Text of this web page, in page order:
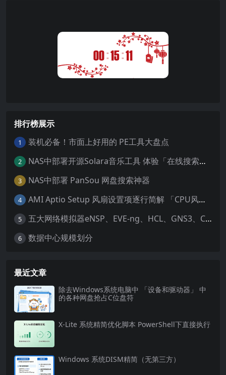
00 :15 :12
排行榜展示
1 装机必备！市面上好用的 PE工具大盘点
2 NAS中部署开源Solara音乐工具 体验「在线搜索播放、自带歌词解析、多码率下载、纯净听歌」
3 NAS中部署 PanSou 网盘搜索神器
4 AMI Aptio Setup 风扇设置项逐行简解 「CPU风扇、SYS风扇设置项实用简解」
5 五大网络模拟器eNSP、EVE-ng、HCL、GNS3、Cisco Packet Tracer
6 数据中心规模划分
最近文章
除去Windows系统电脑中 「设备和驱动器」 中
的各种网盘抢占C位盘符
X-Lite 系统精简优化脚本 PowerShell下直接执行
Windows 系统DISM精简（无第三方）